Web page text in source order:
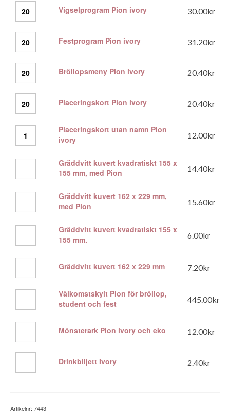
mängd
Vigselprogram
Pion
Vigselprogram Pion ivory 30.00kr
Festprogram
Pion
Festprogram Pion ivory 31.20kr
Bröllopsmeny
Pion
Bröllopsmeny Pion ivory 20.40kr
Placeringskort
Pion
mängd
Placeringskort Pion ivory 20.40kr
Placeringskort
utan
Pion
mängd
Placeringskort utan namn Pion
ivory
12.00kr
155
155
mm,
Pion
mängd
Gräddvitt kuvert kvadratiskt 155 x
155 mm, med Pion
14.40kr
x
mm,
med
mängd
Gräddvitt kuvert 162 x 229 mm,
med Pion
15.60kr
155
155
mm.
Gräddvitt kuvert kvadratiskt 155 x
155 mm.
6.00kr
x
mängd
Gräddvitt kuvert 162 x 229 mm 7.20kr
Välkomstskylt
bröllop,
och
fest
Välkomstskylt Pion för bröllop,
student och fest
445.00kr
Mönsterark Pion ivory och eko 12.00kr
Drinkbiljett Ivory 2.40kr
Artikelnr: 7443